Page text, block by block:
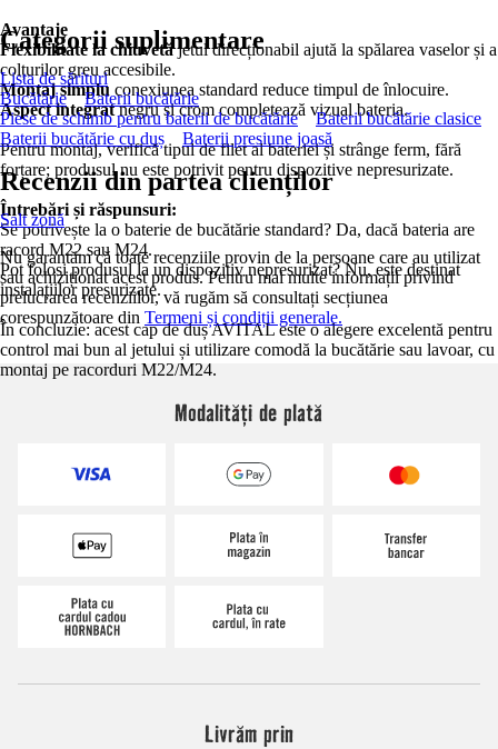
Avantaje
Flexibilitate la chiuvetăjetul direcționabil ajută la spălarea vaselor și a
colțurilor greu accesibile.
Montaj simplu conexiunea standard reduce timpul de înlocuire.
Aspect integratnegru și crom completează vizual bateria.
Pentru montaj, verifică tipul de filet al bateriei și strânge ferm, fără
forțare; produsul nu este potrivit pentru dispozitive nepresurizate.
Întrebări și răspunsuri:
Se potrivește la o baterie de bucătărie standard? Da, dacă bateria are
racord M22 sau M24.
Pot folosi produsul la un dispozitiv nepresurizat? Nu, este destinat
instalațiilor presurizate.
În concluzie: acest cap de duș AVITAL este o alegere excelentă pentru
control mai bun al jetului și utilizare comodă la bucătărie sau lavoar, cu
montaj pe racorduri M22/M24.
Categorii suplimentare
Lista de sărituri
Bucătărie
Baterii bucătărie
Piese de schimb pentru baterii de bucătărie
Baterii bucătărie clasice
Baterii bucătărie cu duș
Baterii presiune joasă
Recenzii din partea clienților
Salt zonă
Nu garantăm că toate recenziile provin de la persoane care au utilizat
sau achiziționat acest produs. Pentru mai multe informații privind
prelucrarea recenziilor, vă rugăm să consultați secțiunea
corespunzătoare din Termeni și condiții generale.
Modalități de plată
Livrăm prin